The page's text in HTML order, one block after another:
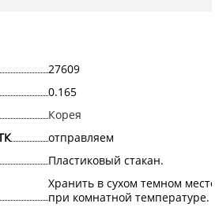
27609
0.165
Корея
отправляем
Пластиковый стакан.
Хранить в сухом темном
при комнатной температуре.